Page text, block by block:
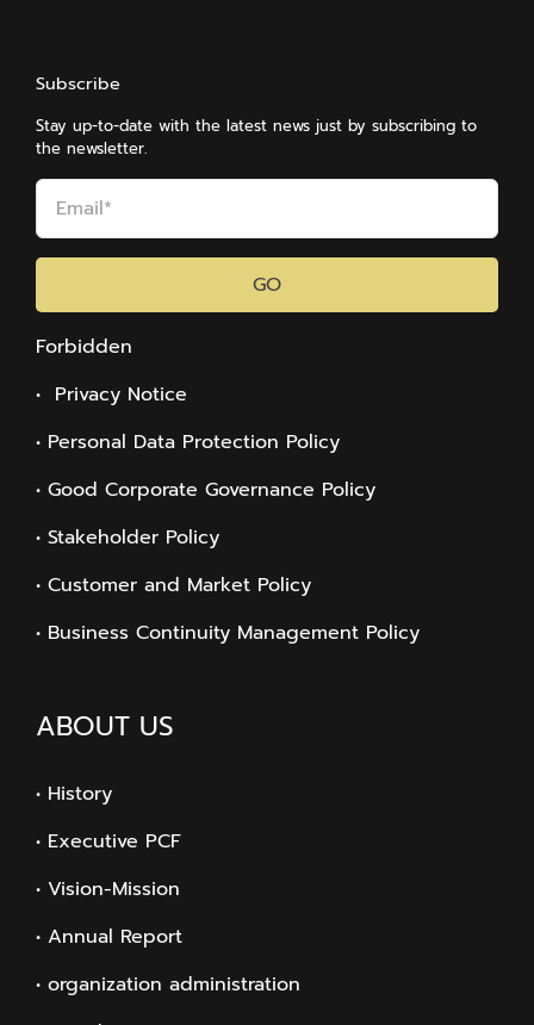
Subscribe
Stay up-to-date with the latest news just by subscribing to
the newsletter.
GO
Forbidden
• Privacy Notice
• Personal Data Protection Policy
• Good Corporate Governance Policy
• Stakeholder Policy
• Customer and Market Policy
• Business Continuity Management Policy
ABOUT US
• History
• Executive PCF
• Vision-Mission
• Annual Report
• organization administration